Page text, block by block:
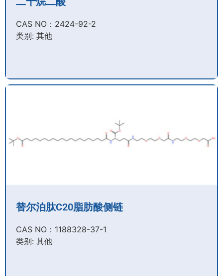
CAS NO：2424-92-2​
类别: 其他
替尔泊肽C20脂肪酸侧链
CAS NO：1188328-37-1
类别: 其他